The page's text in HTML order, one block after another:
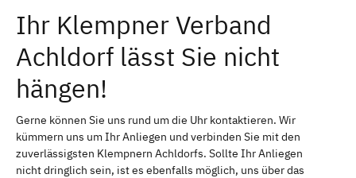
Ihr Klempner Verband
Achldorf lässt Sie nicht
hängen!
Gerne können Sie uns rund um die Uhr kontaktieren. Wir
kümmern uns um Ihr Anliegen und verbinden Sie mit den
zuverlässigsten Klempnern Achldorfs. Sollte Ihr Anliegen
nicht dringlich sein, ist es ebenfalls möglich, uns über das